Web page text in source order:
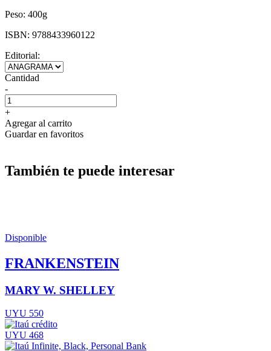
Peso: 400g
ISBN: 9788433960122
Editorial:
Cantidad
-
+
Agregar al carrito
Guardar en favoritos
También te puede interesar
Disponible
FRANKENSTEIN
MARY W. SHELLEY
UYU 550
UYU 468